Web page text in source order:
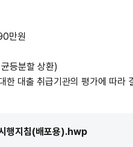
만원
등분할 상환)
한 대출 취급기관의 평가에 따라
행지침(배포용).hwp